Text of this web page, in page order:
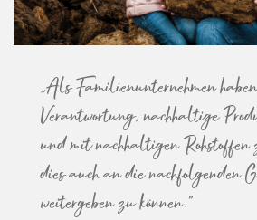
„Als Familienunternehmen
Verantwortung, nachhaltige
und mit nachhaltigen
dies auch an die nachfolgenden
weitergeben zu können."